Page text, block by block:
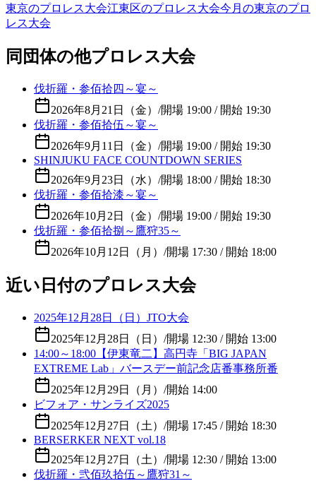
東京のプロレス大会江東区のプロレス大会今月の東京のプロ
レス大会
同団体の他プロレス大会
伐折羅・参佰拾四～宴～
2026年8月21日（金） /開場 19:00 / 開始 19:30
伐折羅・参佰拾伍～宴～
2026年9月11日（金） /開場 19:00 / 開始 19:30
SHINJUKU FACE COUNTDOWN SERIES
2026年9月23日（水） /開場 18:00 / 開始 18:30
伐折羅・参佰拾漆～宴～
2026年10月2日（金） /開場 19:00 / 開始 19:30
伐折羅・参佰拾捌～鷹狩35～
2026年10月12日（月） /開場 17:30 / 開始 18:00
近い日付のプロレス大会
2025年12月28日（日）JTO大会
2025年12月28日（日） /開場 12:30 / 開始 13:00
14:00～18:00【伊東竜二】高円寺「BIG JAPAN
EXTREME Lab」バースデー前記念店番事務所番
2025年12月29日（月） /開始 14:00
ビフォア・サンライズ2025
2025年12月27日（土） /開場 17:45 / 開始 18:30
BERSERKER NEXT vol.18
2025年12月27日（土） /開場 12:30 / 開始 13:00
伐折羅・弐佰玖拾伍～鷹狩31～